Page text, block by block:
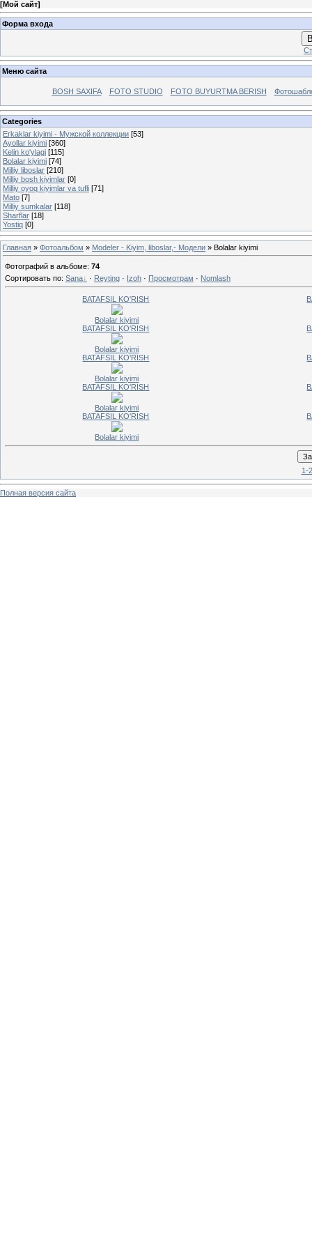
[Мой сайт]
Форма входа
Меню сайта
BOSH SAXIFA FOTO STUDIO FOTO BUYURTMA BERISH
Categories
Erkaklar kiyimi - Mужской коллекции [53]
Ayollar kiyimi [360]
Kelin ko'ylagi [115]
Bolalar kiyimi [74]
Milliy liboslar [210]
Milliy bosh kiyimlar [0]
Milliy oyoq kiyimlar va tufli [71]
Mato [7]
Milliy sumkalar [118]
Sharflar [18]
Yostiq [0]
Главная » Фотоальбом » Modeler - Kiyim, liboslar,- Модели » Bolalar kiyimi
Фотографий в альбоме: 74
Сортировать по: Sana · Reyting · Izoh · Просмотрам · Nomlash
BATAFSIL KO'RISH
Bolalar kiyimi
BATAFSIL KO'RISH
Bolalar kiyimi
BATAFSIL KO'RISH
Bolalar kiyimi
BATAFSIL KO'RISH
Bolalar kiyimi
BATAFSIL KO'RISH
Bolalar kiyimi
1-
Полная версия сайта